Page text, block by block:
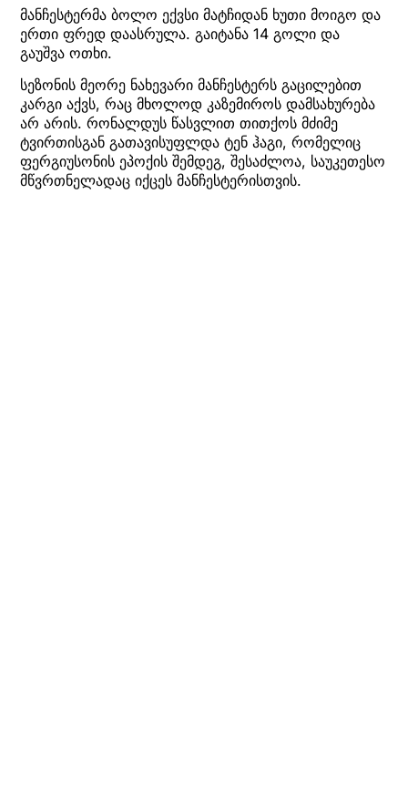
მანჩესტერმა ბოლო ექვსი მატჩიდან ხუთი მოიგო და
ერთი ფრედ დაასრულა. გაიტანა 14 გოლი და
გაუშვა ოთხი.
სეზონის მეორე ნახევარი მანჩესტერს გაცილებით
კარგი აქვს, რაც მხოლოდ კაზემიროს დამსახურება
არ არის. რონალდუს წასვლით თითქოს მძიმე
ტვირთისგან გათავისუფლდა ტენ ჰაგი, რომელიც
ფერგიუსონის ეპოქის შემდეგ, შესაძლოა, საუკეთესო
მწვრთნელადაც იქცეს მანჩესტერისთვის.